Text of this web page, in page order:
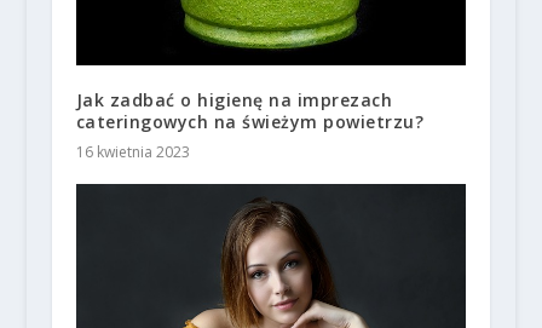
Jak zadbać o higienę na imprezach
cateringowych na świeżym powietrzu?
16 kwietnia 2023